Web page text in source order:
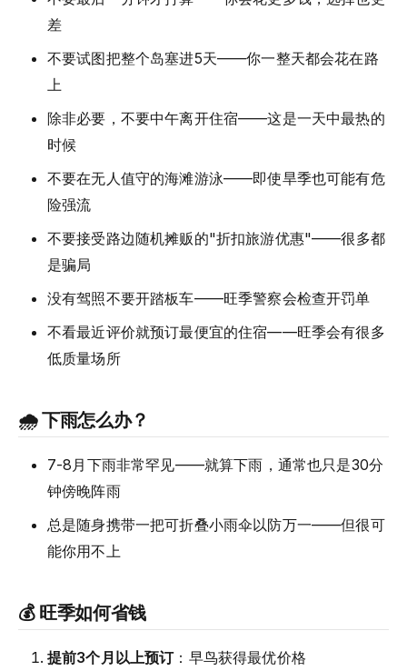
差
不要试图把整个岛塞进5天——你一整天都会花在路
上
除非必要，不要中午离开住宿——这是一天中最热的
时候
不要在无人值守的海滩游泳——即使旱季也可能有危
险强流
不要接受路边随机摊贩的"折扣旅游优惠"——很多都
是骗局
没有驾照不要开踏板车——旺季警察会检查开罚单
不看最近评价就预订最便宜的住宿——旺季会有很多
低质量场所
🌧️ 下雨怎么办？
7-8月下雨非常罕见——就算下雨，通常也只是30分
钟傍晚阵雨
总是随身携带一把可折叠小雨伞以防万一——但很可
能你用不上
💰 旺季如何省钱
提前3个月以上预订：早鸟获得最优价格